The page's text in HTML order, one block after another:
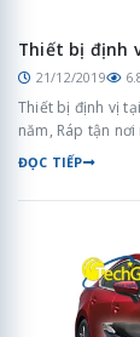
Thiết bị định
21/12/2019
Thiết bị định vị
năm, Ráp tận
ĐỌC TIẾP